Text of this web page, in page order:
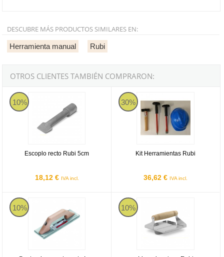
DESCUBRE MÁS PRODUCTOS SIMILARES EN:
Herramienta manual Rubi
OTROS CLIENTES TAMBIÉN COMPRARON:
10%
Escoplo recto Rubi 5cm
18,12 € IVA incl.
Escoplo recto Rubi 5cm
30%
Kit Herramientas Rubi
36,62 € IVA incl.
Kit Herramientas Rubi
10%
Canteadora canto recto Inox Rubi
10%
Llagadora inox Rubi 150x150x25